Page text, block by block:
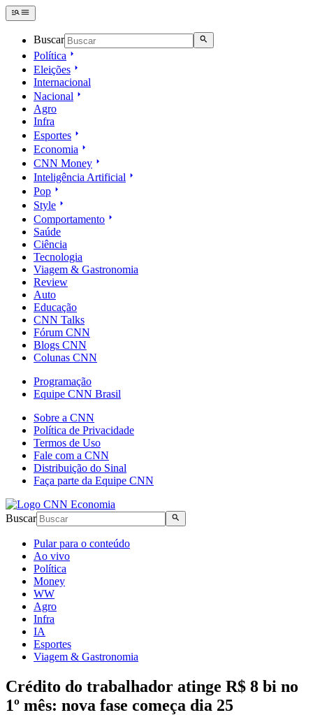
Buscar
Política
Eleições
Internacional
Nacional
Agro
Infra
Esportes
Economia
CNN Money
Inteligência Artificial
Pop
Style
Comportamento
Saúde
Ciência
Tecnologia
Viagem & Gastronomia
Review
Auto
Educação
CNN Talks
Fórum CNN
Blogs CNN
Colunas CNN
Programação
Equipe CNN Brasil
Sobre a CNN
Política de Privacidade
Termos de Uso
Fale com a CNN
Distribuição do Sinal
Faça parte da Equipe CNN
Buscar
Pular para o conteúdo
Ao vivo
Política
Money
WW
Agro
Infra
IA
Esportes
Viagem & Gastronomia
Crédito do trabalhador atinge R$ 8 bi no
1º mês: nova fase começa dia 25